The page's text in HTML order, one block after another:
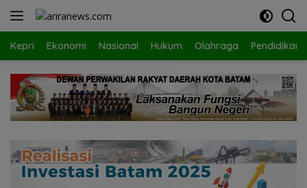
Langsung
Kepri Ekonomi Nasional Hukum Olahraga Pendidikan